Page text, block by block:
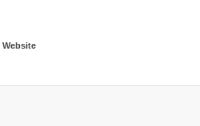
Website